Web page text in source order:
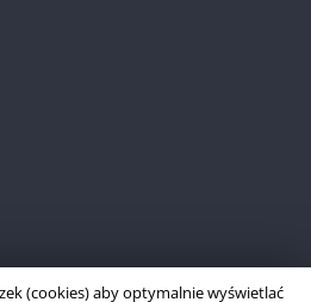
(cookies) aby optymalnie wyświetlać